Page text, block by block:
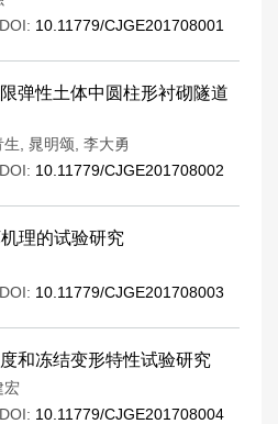
DOI: 10.11779/CJGE201708001
弹性土体中圆柱形衬砌隧道
生 晁明颂 李大勇
DOI: 10.11779/CJGE201708002
理的试验研究
DOI: 10.11779/CJGE201708003
和冻结变形特性试验研究
宏
DOI: 10.11779/CJGE201708004